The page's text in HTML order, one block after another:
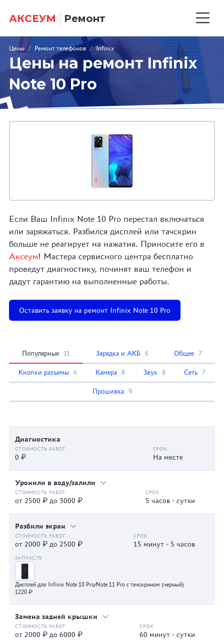
АКСЕУМ Ремонт
Цены / Ремонт телефонов / Infinix
Цены на ремонт Infinix
Note 10 Pro
Если Ваш Infinix Note 10 Pro перестал включаться
или заряжаться. Разбился дисплей или тачскрин
больше не реагирует на нажатия. Приносите его в
Аксеум! Мастера сервисного центра бесплатно
проведут диагностику, починят ваш телефон и
дадут гарантию на выполненные работы.
Оставить заявку на ремонт Infinix Note 10 Pro
Популярные 11 Зарядка и АКБ 6 Общее 7
Кнопки разъемы 6 Камера 8 Звук 8 Сеть 7
Прошивка 9
Диагностика
0 ₽ На месте
Уронили в воду/залили
от 2500 ₽ до 3000 ₽ 5 часов - сутки
Разбили экран
от 2000 ₽ до 2500 ₽ 15 минут - 5 часов
Дисплей для Infinix Note 10 Pro/Note 11 Pro с тачскрином (черный)
1220 ₽
Замена задней крышки
от 2000 ₽ до 6000 ₽ 60 минут - сутки